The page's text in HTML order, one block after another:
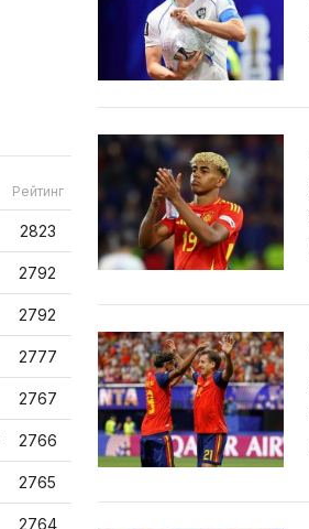
Рейтинг
2823
2792
2792
2777
2767
2766
2765
2764